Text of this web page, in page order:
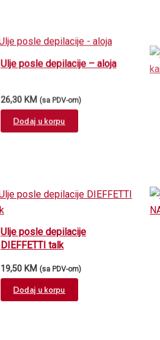
Ulje posle depilacije – aloja
26,30 KM (sa PDV-om)
Dodaj u korpu
Ulje posle depilacije
DIEFFETTI talk
19,50 KM (sa PDV-om)
Dodaj u korpu